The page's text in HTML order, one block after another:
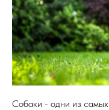
Собаки - одни из